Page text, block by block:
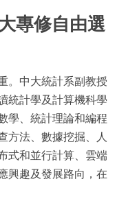
專修自由選
。中大統計系副教授
統計學及計算機科學
學、統計理論和編程
方法、數據挖掘、人
式和並行計算、雲端
興趣及發展路向，在